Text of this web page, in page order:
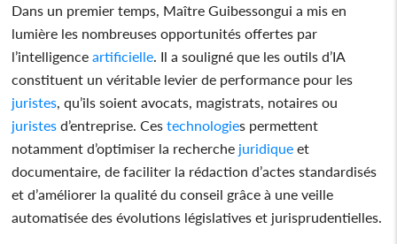
Dans un premier temps, Maître Guibessongui a mis en
lumière les nombreuses opportunités offertes par
l’intelligence artificielle . Il a souligné que les outils d’IA
constituent un véritable levier de performance pour les
juristes , qu’ils soient avocats, magistrats, notaires ou
juristes d’entreprise. Ces technologies permettent
notamment d’optimiser la recherche juridique et
documentaire, de faciliter la rédaction d’actes standardisés
et d’améliorer la qualité du conseil grâce à une veille
automatisée des évolutions législatives et jurisprudentielles.